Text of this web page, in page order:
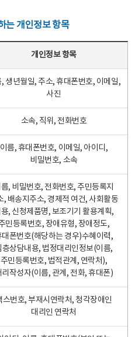
는 개인정보 항목
개인정보 항목
, 생년월일, 주소, 휴대폰번호, 이메일,
사진
소속, 직위, 전화번호
이름, 휴대폰번호, 이메일, 아이디,
비밀번호, 소속
, 비밀번호, 전화번호, 주민등록지
, 배송지주소, 경제적 여건, 사회활동
, 신청제품명, 보조기기 활용계획,
민등록번호, 장애유형, 장애정도,
대폰번호(해당하는 경우)수혜이력,
층상담내용, 법정대리인정보(이름,
주민등록번호, 법적관계, 연락처),
리작성자(이름, 관계, 전화, 휴대폰)
스번호, 부재시연락처, 청각장애인
대리인 연락처